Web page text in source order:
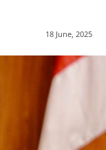
18 June, 2025